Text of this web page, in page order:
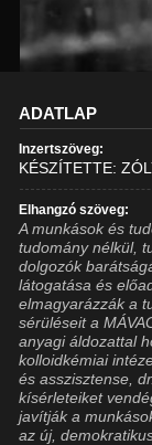
ADATLAP
Inzertszöveg:
KÉSZÍTETTE:
Elhangzó szöveg:
A munkások és
tudomány nélkül,
dolgozók
látogatása és
elmagyarázzák a
sérüléseit a
anyagi áldozattal
kolloidkémiai
és asszisztense,
kísérleteiket
javítják a
az új,